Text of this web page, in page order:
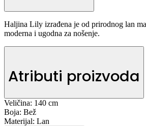
Haljina Lily izrađena je od prirodnog lan
moderna i ugodna za nošenje.
Atributi proizvoda
Veličina: 140 cm
Boja: Bež
Materijal: Lan